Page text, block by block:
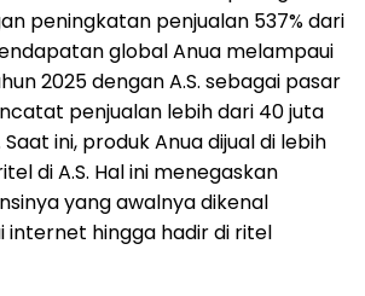
peningkatan penjualan 537% dari
global Anua melampaui
2025 dengan A.S. sebagai pasar
penjualan lebih dari 40 juta
ini, produk Anua dijual di lebih
di A.S. Hal ini menegaskan
yang awalnya dikenal
internet hingga hadir di ritel